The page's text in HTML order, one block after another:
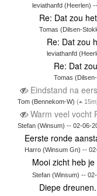
leviathanfd (Heerlen)
Re: Dat zou
Tomas (Dilsen-
Re: Dat zou
leviathanfd
Re: Dat
Tomas
Eindstand na
Tom (Bennekom-W) (
Warm veel vocht
Stefan (Winsum) -- 02-06-
Eerste ronde
Harro (Winsum Gn) --
Mooi zicht heb je
Stefan (Winsum) --
Diepe dreunen.